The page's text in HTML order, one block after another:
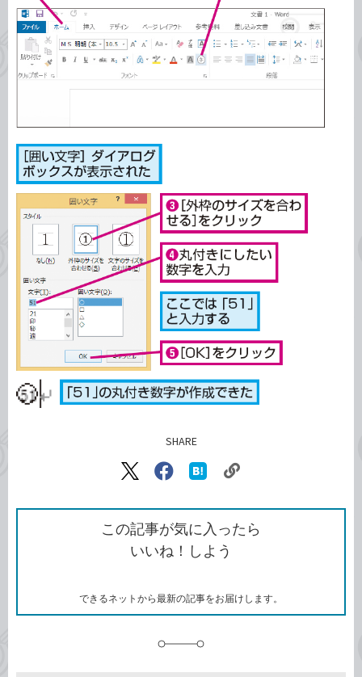
SHARE
X（旧
で
シ
ェ
ア
Facebook
シ
ェ
ア
な
ブ
ッ
ク
ク
ク
を
コ
この記事が気に入ったら
いいね！しよう
できるネットから最新の記事をお届けします。